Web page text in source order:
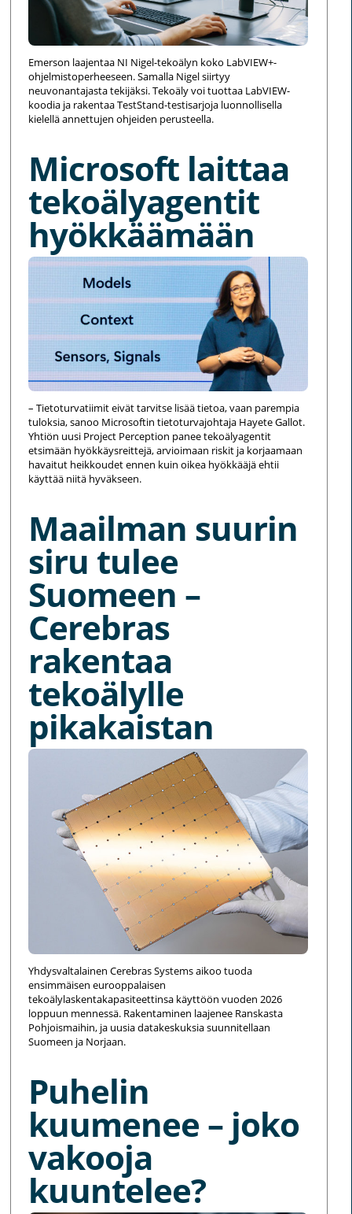
Emerson laajentaa NI Nigel-tekoälyn koko LabVIEW+-
ohjelmistoperheeseen. Samalla Nigel siirtyy
neuvonantajasta tekijäksi. Tekoäly voi tuottaa LabVIEW-
koodia ja rakentaa TestStand-testisarjoja luonnollisella
kielellä annettujen ohjeiden perusteella.
Microsoft laittaa
tekoälyagentit
hyökkäämään
– Tietoturvatiimit eivät tarvitse lisää tietoa, vaan parempia
tuloksia, sanoo Microsoftin tietoturvajohtaja Hayete Gallot.
Yhtiön uusi Project Perception panee tekoälyagentit
etsimään hyökkäysreittejä, arvioimaan riskit ja korjaamaan
havaitut heikkoudet ennen kuin oikea hyökkääjä ehtii
käyttää niitä hyväkseen.
Maailman suurin
siru tulee
Suomeen –
Cerebras
rakentaa
tekoälylle
pikakaistan
Yhdysvaltalainen Cerebras Systems aikoo tuoda
ensimmäisen eurooppalaisen
tekoälylaskentakapasiteettinsa käyttöön vuoden 2026
loppuun mennessä. Rakentaminen laajenee Ranskasta
Pohjoismaihin, ja uusia datakeskuksia suunnitellaan
Suomeen ja Norjaan.
Puhelin
kuumenee – joko
vakooja
kuuntelee?